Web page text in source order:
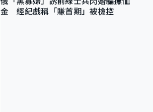
金 經紀戲稱「賺首期」被檢控